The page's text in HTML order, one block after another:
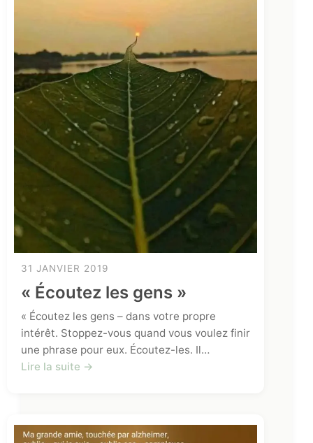
31 JANVIER 2019
« Écoutez les gens »
« Écoutez les gens – dans votre propre
intérêt. Stoppez-vous quand vous voulez finir
une phrase pour eux. Écoutez-les. Il…
Lire la suite →